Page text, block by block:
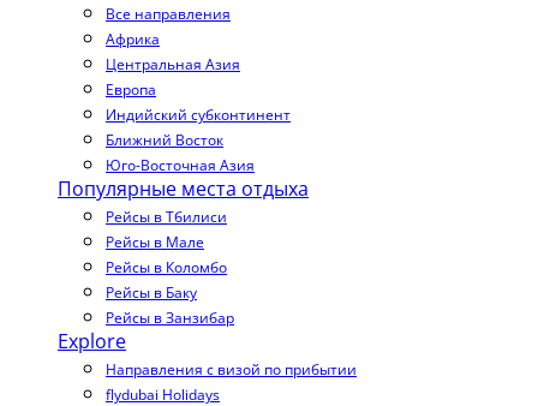
Все направления
Африка
Центральная Азия
Европа
Индийский субконтинент
Ближний Восток
Юго-Восточная Азия
Популярные места отдыха
Рейсы в Тбилиси
Рейсы в Мале
Рейсы в Коломбо
Рейсы в Баку
Рейсы в Занзибар
Explore
Направления с визой по прибытии
flydubai Holidays